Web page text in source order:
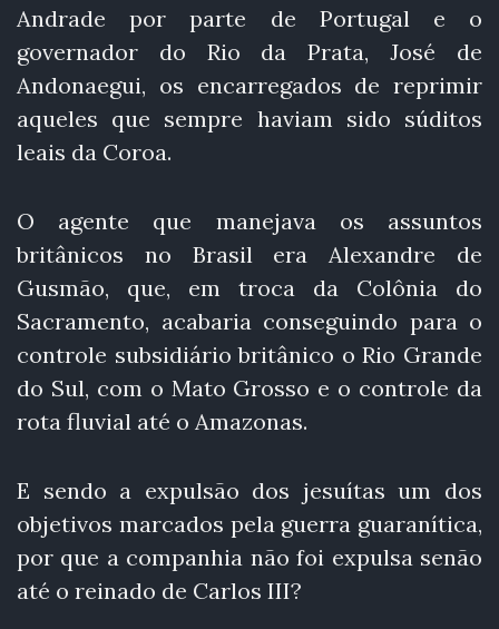
Andrade por parte de Portugal e o
governador do Rio da Prata, José de
Andonaegui, os encarregados de reprimir
aqueles que sempre haviam sido súditos
leais da Coroa.
O agente que manejava os assuntos
britânicos no Brasil era Alexandre de
Gusmão, que, em troca da Colônia do
Sacramento, acabaria conseguindo para o
controle subsidiário britânico o Rio Grande
do Sul, com o Mato Grosso e o controle da
rota fluvial até o Amazonas.
E sendo a expulsão dos jesuítas um dos
objetivos marcados pela guerra guaranítica,
por que a companhia não foi expulsa senão
até o reinado de Carlos III?